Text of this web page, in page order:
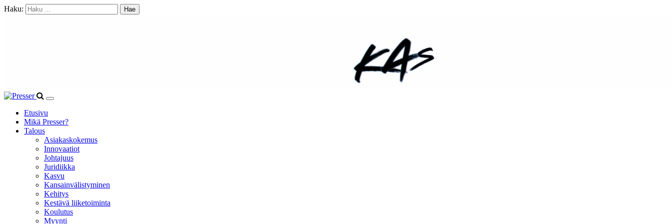
Haku:
Etusivu
Mikä Presser?
Talous
Asiakaskokemus
Innovaatiot
Johtajuus
Juridiikka
Kasvu
Kansainvälistyminen
Kehitys
Kestävä liiketoiminta
Koulutus
Myynti